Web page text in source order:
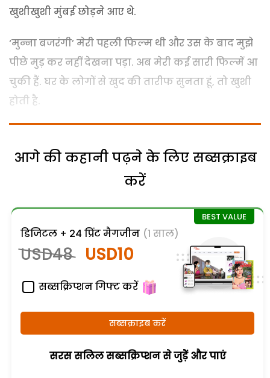
खुशीखुशी मुंबई छोड़ने आए थे.
‘मुन्ना बजरंगी’ मेरी पहली फिल्म थी और उस के बाद मुझे
पीछे मुड़ कर नहीं देखना पड़ा. अब मेरी कई सारी फिल्में आ
चुकी हैं. घर के लोगों से खुद की तारीफ सुनता हूं, तो खुशी
होती है.
आगे की कहानी पढ़ने के लिए सब्सक्राइब
करें
डिजिटल + 24 प्रिंट मैगजीन (1 साल)
USD48 USD10
सब्सक्रिप्शन गिफ्ट करें
सब्सक्राइब करें
सरस सलिल सब्सक्रिप्शन से जुड़ेें और पाएं